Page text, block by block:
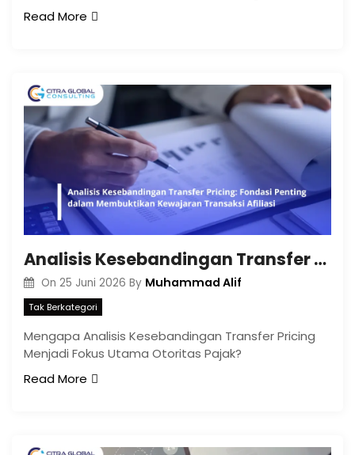
Read More
Analisis Kesebandingan Transfer Pricing: Fondasi Penting dalam Membuktikan Kewajaran Transaksi Afiliasi
On 25 Juni 2026 By Muhammad Alif
Tak Berkategori
Mengapa Analisis Kesebandingan Transfer Pricing
Menjadi Fokus Utama Otoritas Pajak?
Read More